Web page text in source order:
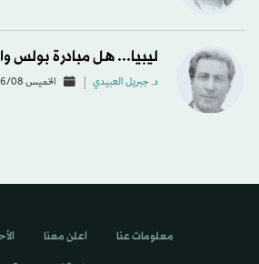
ليبيا... هل مبادرة بولس
د. جبريل العبيدي الخميس 06/08 - 00:05
معلومات عنا اعلن معنا